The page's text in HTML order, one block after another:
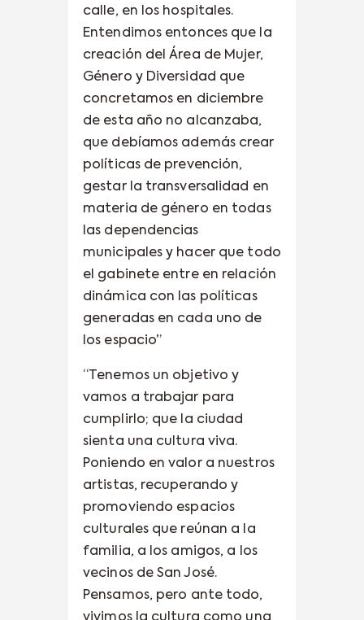
calle, en los hospitales.
Entendimos entonces que la
creación del Área de Mujer,
Género y Diversidad que
concretamos en diciembre
de esta año no alcanzaba,
que debíamos además crear
políticas de prevención,
gestar la transversalidad en
materia de género en todas
las dependencias
municipales y hacer que todo
el gabinete entre en relación
dinámica con las políticas
generadas en cada uno de
los espacio”
“Tenemos un objetivo y
vamos a trabajar para
cumplirlo; que la ciudad
sienta una cultura viva.
Poniendo en valor a nuestros
artistas, recuperando y
promoviendo espacios
culturales que reúnan a la
familia, a los amigos, a los
vecinos de San José.
Pensamos, pero ante todo,
vivimos la cultura como una